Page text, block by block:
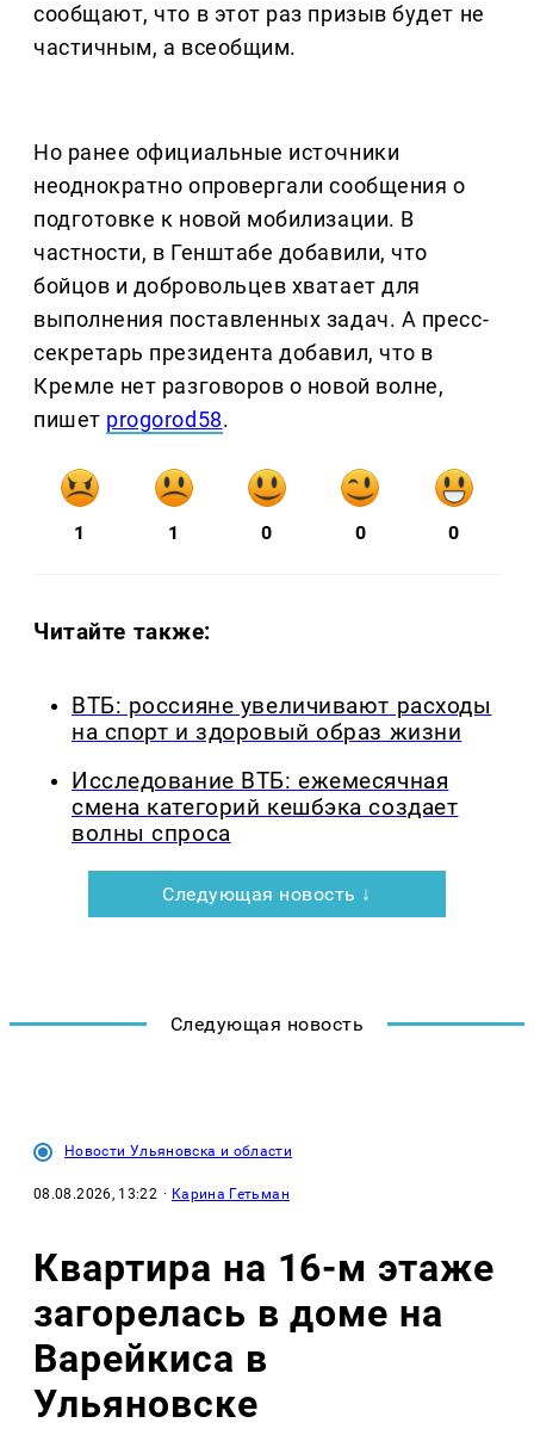
сообщают, что в этот раз призыв будет не
частичным, а всеобщим.
Но ранее официальные источники
неоднократно опровергали сообщения о
подготовке к новой мобилизации. В
частности, в Генштабе добавили, что
бойцов и добровольцев хватает для
выполнения поставленных задач. А пресс-
секретарь президента добавил, что в
Кремле нет разговоров о новой волне,
пишет progorod58.
1 1 0 0 0
Читайте также:
ВТБ: россияне увеличивают расходы
на спорт и здоровый образ жизни
Исследование ВТБ: ежемесячная
смена категорий кешбэка создает
волны спроса
Следующая новость ↓
Следующая новость
Новости Ульяновска и области
08.08.2026, 13:22 · Карина Гетьман
Квартира на 16-м этаже
загорелась в доме на
Варейкиса в
Ульяновске